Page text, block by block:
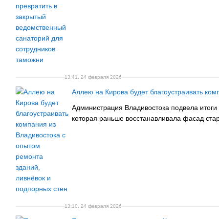
13:41, 24 февраля 2026
Аллею на Кирова будет благоустраивать
Администрация Владивостока подвела
которая раньше восстанавливала фасад
13:10, 24 февраля 2026